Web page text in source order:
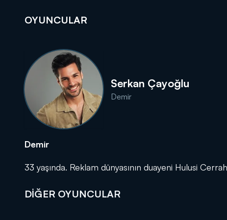
DİĞER SONUÇLAR
OYUNCULAR
Serkan Çayoğlu
Demir
Demir
33 yaşında. Reklam dünyasının duayeni Hulusi
DİĞER OYUNCULAR